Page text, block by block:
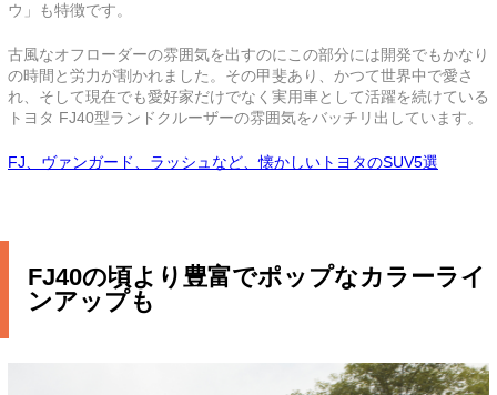
ウ」も特徴です。
古風なオフローダーの雰囲気を出すのにこの部分には開発でもかなり
の時間と労力が割かれました。その甲斐あり、かつて世界中で愛さ
れ、そして現在でも愛好家だけでなく実用車として活躍を続けている
トヨタ FJ40型ランドクルーザーの雰囲気をバッチリ出しています。
FJ、ヴァンガード、ラッシュなど、懐かしいトヨタのSUV5選
FJ40の頃より豊富でポップなカラーライ
ンアップも